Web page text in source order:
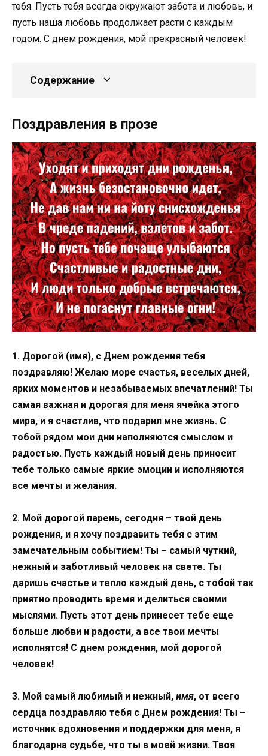
тебя. Пусть тебя всегда окружают забота и любовь, и
пусть наша любовь продолжает расти с каждым
годом. С днем рождения, мой прекрасный человек!
Содержание
Поздравления в прозе
1. Дорогой (имя), с Днем рождения тебя
поздравляю! Желаю море счастья, веселых дней,
ярких моментов и незабываемых впечатлений! Ты
самая важная и дорогая для меня ячейка этого
мира, и я счастлив, что подарил мне жизнь. С
тобой рядом мои дни наполняются смыслом и
радостью. Пусть каждый новый день приносит
тебе только самые яркие эмоции и исполняются
все мечты и желания.
2. Мой дорогой парень, сегодня – твой день
рождения, и я хочу поздравить тебя с этим
замечательным событием! Ты – самый чуткий,
нежный и заботливый человек на свете. Ты
даришь счастье и тепло каждый день, с тобой так
приятно проводить время и делиться своими
мыслями. Пусть этот день принесет тебе еще
больше любви и радости, а все твои мечты
исполнятся! С днем рождения, мой дорогой
человек!
3. Мой самый любимый и нежный, имя, от всего
сердца поздравляю тебя с Днем рождения! Ты –
источник вдохновения и поддержки для меня, я
благодарна судьбе, что ты в моей жизни. Твоя